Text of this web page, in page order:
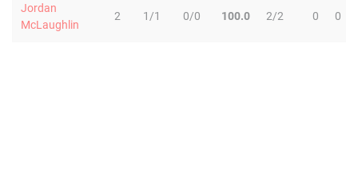
Jordan
McLaughlin
2 1/1 0/0 100.0 2/2 0 0